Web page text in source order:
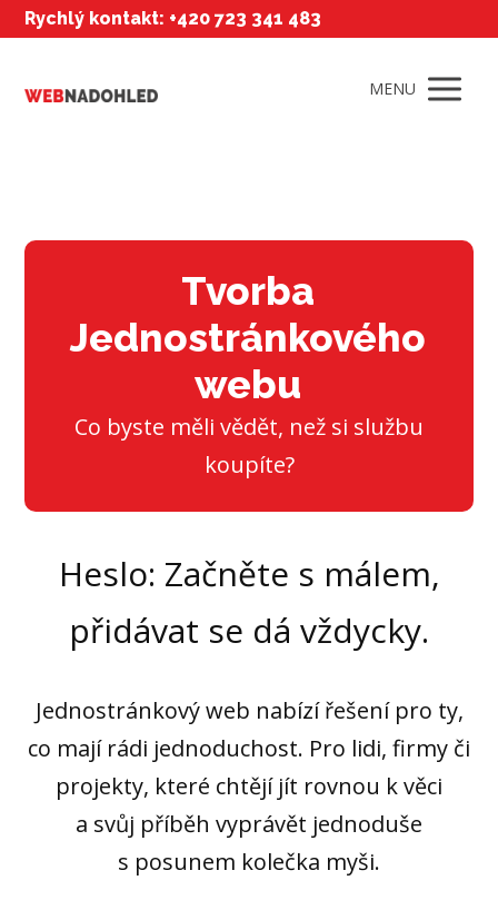
Rychlý kontakt: +420 723 341 483
MENU
Tvorba
Jednostránkového
webu
Co byste měli vědět, než si službu
koupíte?
Heslo: Začněte s málem,
přidávat se dá vždycky.
Jednostránkový web nabízí řešení pro ty,
co mají rádi jednoduchost. Pro lidi, firmy či
projekty, které chtějí jít rovnou k věci
a svůj příběh vyprávět jednoduše
s posunem kolečka myši.